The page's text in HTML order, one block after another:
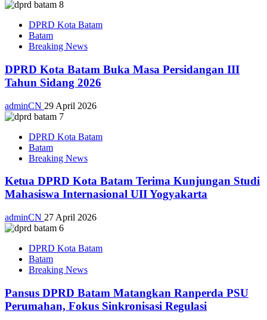
DPRD Kota Batam
Batam
Breaking News
DPRD Kota Batam Buka Masa Persidangan III
Tahun Sidang 2026
adminCN 29 April 2026
DPRD Kota Batam
Batam
Breaking News
Ketua DPRD Kota Batam Terima Kunjungan Studi
Mahasiswa Internasional UII Yogyakarta
adminCN 27 April 2026
DPRD Kota Batam
Batam
Breaking News
Pansus DPRD Batam Matangkan Ranperda PSU
Perumahan, Fokus Sinkronisasi Regulasi